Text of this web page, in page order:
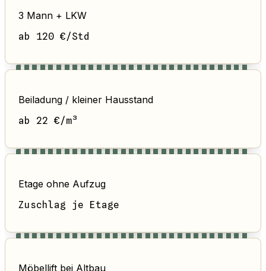
3 Mann + LKW
ab 120 €/Std
Beiladung / kleiner Hausstand
ab 22 €/m³
Etage ohne Aufzug
Zuschlag je Etage
Möbellift bei Altbau